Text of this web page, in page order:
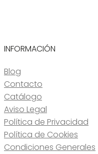
INFORMACIÓN
Blog
Contacto
Catálogo
Aviso Legal
Política de Privacidad
Política de Cookies
Condiciones Generales